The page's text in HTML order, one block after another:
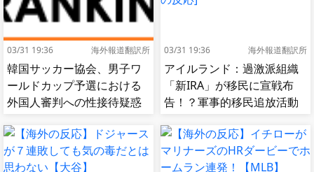
03/31 19:36 海外報道翻訳所
韓国サッカー協会、男子ワ
ールドカップ予選における
外国人審判への性接待疑惑
杯の悪夢[海外の反応]
03/31 19:36 海外報道翻訳所
アイルランド：過激派組織
「新IRA」が移民に宣戦布
告！？軍事的移民追放活動
[海外の反応]